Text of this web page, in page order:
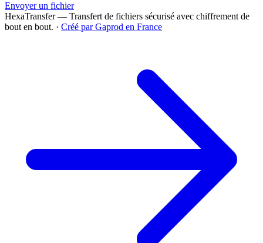
Envoyer un fichier
HexaTransfer — Transfert de fichiers sécurisé avec chiffrement de
bout en bout. · Créé par Gaprod en France